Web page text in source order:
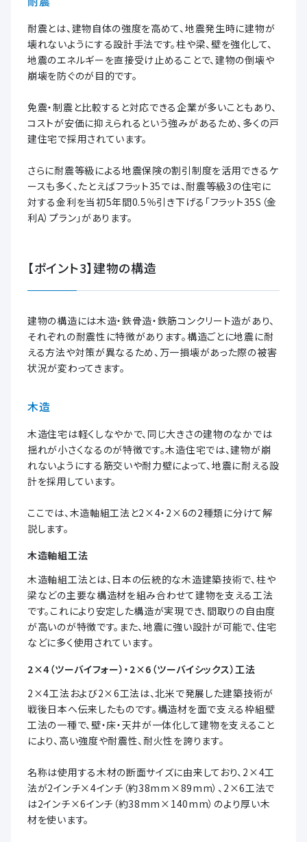
耐震とは、建物自体の強度を高めて、地震発生時に建物が
壊れないようにする設計手法です。柱や梁、壁を強化して、
地震のエネルギーを直接受け止めることで、建物の倒壊や
崩壊を防ぐのが目的です。
免震・制震と比較すると対応できる企業が多いこともあり、
コストが安価に抑えられるという強みがあるため、多くの戸
建住宅で採用されています。
さらに耐震等級による地震保険の割引制度を活用できるケ
ースも多く、たとえばフラット35では、耐震等級3の住宅に
対する金利を当初5年間0.5％引き下げる「フラット35S（金
利A）プラン」があります。
【ポイント3】建物の構造
建物の構造には木造・鉄骨造・鉄筋コンクリート造があり、
それぞれの耐震性に特徴があります。構造ごとに地震に耐
える方法や対策が異なるため、万一損壊があった際の被害
状況が変わってきます。
木造
木造住宅は軽くしなやかで、同じ大きさの建物のなかでは
揺れが小さくなるのが特徴です。木造住宅では、建物が崩
れないようにする筋交いや耐力壁によって、地震に耐える設
計を採用しています。
ここでは、木造軸組工法と2×4・2×6の2種類に分けて解
説します。
木造軸組工法
木造軸組工法とは、日本の伝統的な木造建築技術で、柱や
梁などの主要な構造材を組み合わせて建物を支える工法
です。これにより安定した構造が実現でき、間取りの自由度
が高いのが特徴です。また、地震に強い設計が可能で、住宅
などに多く使用されています。
2×4（ツーバイフォー）・2×6（ツーバイシックス）工法
2×4工法および2×6工法は、北米で発展した建築技術が
戦後日本へ伝来したものです。構造材を面で支える枠組壁
工法の一種で、壁・床・天井が一体化して建物を支えること
により、高い強度や耐震性、耐火性を誇ります。
名称は使用する木材の断面サイズに由来しており、2×4工
法が2インチ×4インチ（約38mm×89mm）、2×6工法で
は2インチ×6インチ（約38mm×140mm）のより厚い木
材を使います。